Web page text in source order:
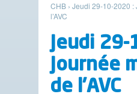
CHB › Jeudi 29-10-2020 :
l’AVC
Jeudi
Journée
de l’AVC